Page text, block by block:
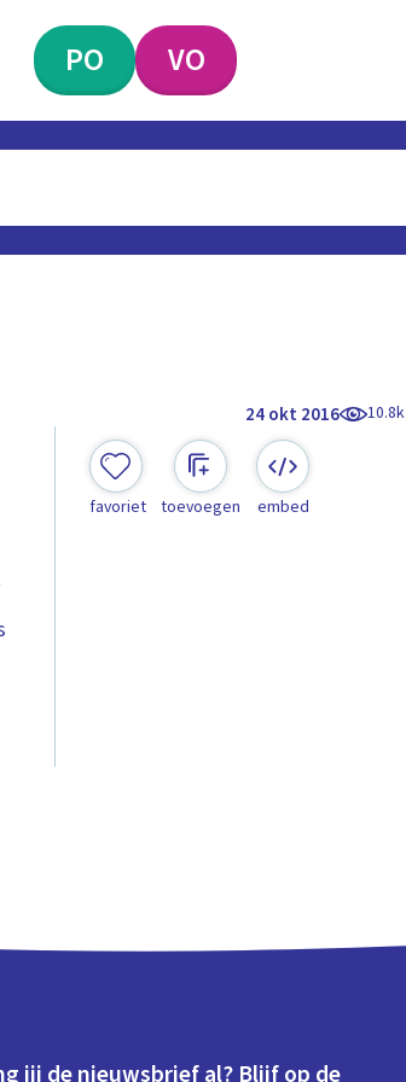
PO VO
24 okt 2016 10.8k
favoriet toevoegen embed
jij de nieuwsbrief al? Blijf op de